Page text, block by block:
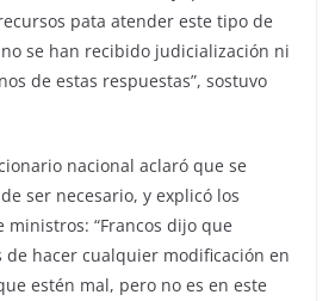
pata atender este tipo de
se han recibido judicialización ni
de estas respuestas”, sostuvo
nacional aclaró que se
ser necesario, y explicó los
“Francos dijo que
de hacer cualquier modificación en
estén mal, pero no es en este